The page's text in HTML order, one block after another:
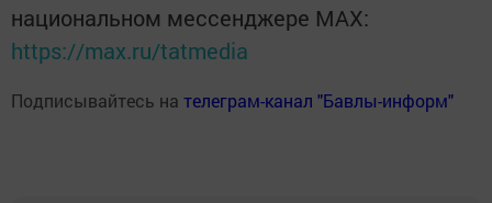
национальном мессенджере MАХ:
https://max.ru/tatmedia
Подписывайтесь на телеграм-канал "Бавлы-информ"